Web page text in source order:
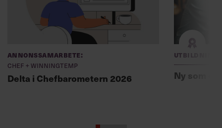
Annonssamarbete:
Chef + Winningtemp
Delta i Chefbarometern 2026
Utbildning
Ny som